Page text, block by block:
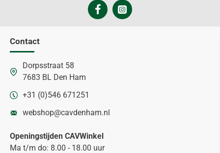
Contact
Dorpsstraat 58
7683 BL Den Ham
+31 (0)546 671251
webshop@cavdenham.nl
Openingstijden CAVWinkel
Ma t/m do: 8.00 - 18.00 uur